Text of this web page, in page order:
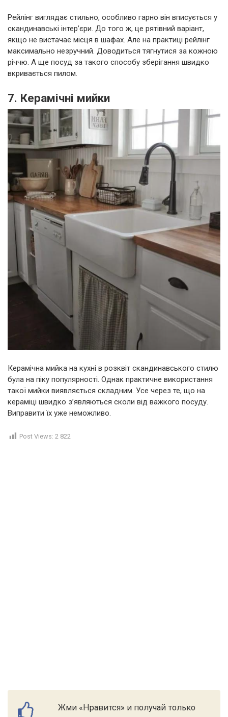
Рейлінг виглядає стильно, особливо гарно він вписується у
скандинавські інтер’єри. До того ж, це рятівний варіант,
якщо не вистачає місця в шафах. Але на практиці рейлінг
максимально незручний. Доводиться тягнутися за кожною
річчю. А ще посуд за такого способу зберігання швидко
вкривається пилом.
7. Керамічні мийки
Керамічна мийка на кухні в розквіт скандинавського стилю
була на піку популярності. Однак практичне використання
такої мийки виявляється складним. Усе через те, що на
кераміці швидко з’являються сколи від важкого посуду.
Виправити їх уже неможливо.
Post Views: 2 822
Жми «Нравится» и получай только